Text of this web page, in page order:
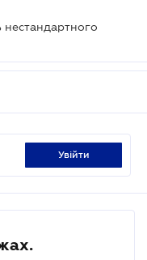
нестандартного
увійти